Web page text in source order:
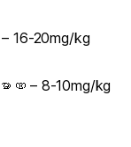
20mg/kg
– 8-10mg/kg